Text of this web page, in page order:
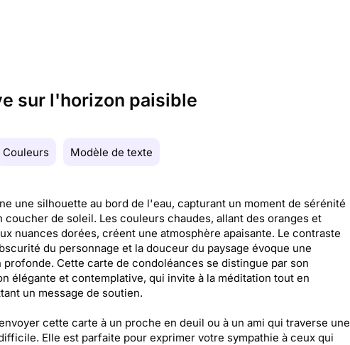
sur l'horizon paisible
Couleurs Modèle de texte
une silhouette au bord de l'eau, capturant un moment de sérénité
coucher de soleil. Les couleurs chaudes, allant des oranges et
nuances dorées, créent une atmosphère apaisante. Le contraste
du personnage et la douceur du paysage évoque une
profonde. Cette carte de condoléances se distingue par son
élégante et contemplative, qui invite à la méditation tout en
un message de soutien.
cette carte à un proche en deuil ou à un ami qui traverse une
Elle est parfaite pour exprimer votre sympathie à ceux qui